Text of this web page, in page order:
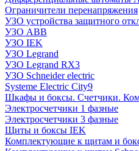
Ограничители перенапряжения
УЗО устройства защитного
УЗО ABB
УЗО IEK
УЗО Legrand
УЗО Legrand RX3
УЗО Schneider electric
Systeme Electric City9
Шкафы и боксы. Счетчики.
Электросчетчики 1 фазные
Электросчетчики 3 фазные
Щиты и боксы IEK
Комплектующие к щитам и